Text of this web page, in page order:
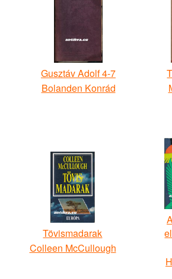
Gusztáv Adolf 4-7
Bolanden Konrád
Tövismadarak
Colleen McCullough